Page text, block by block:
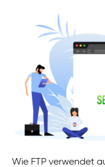
Wie FTP verwendet